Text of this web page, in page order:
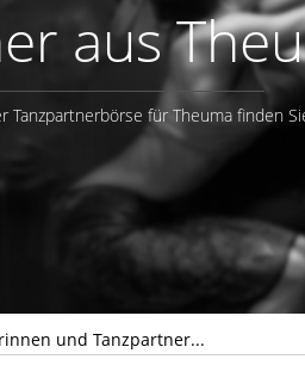
aus
Tanzpartnerbörse für Theuma finden
und Tanzpartner...